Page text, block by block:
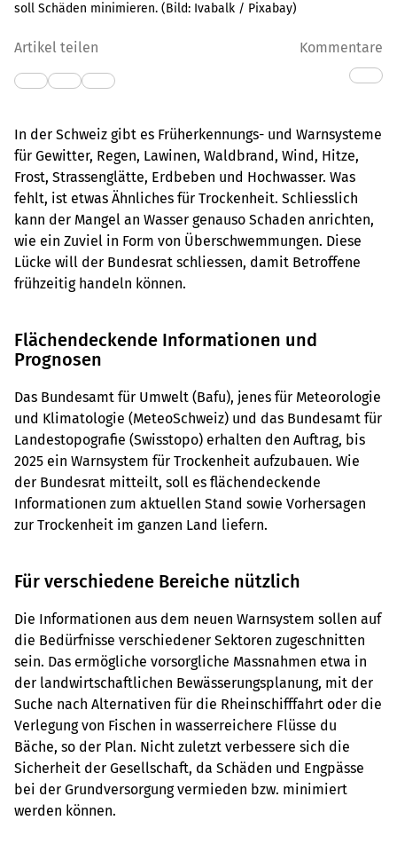
soll Schäden minimieren. (Bild: Ivabalk / Pixabay)
Artikel teilen Kommentare
In der Schweiz gibt es Früherkennungs- und Warnsysteme
für Gewitter, Regen, Lawinen, Waldbrand, Wind, Hitze,
Frost, Strassenglätte, Erdbeben und Hochwasser. Was
fehlt, ist etwas Ähnliches für Trockenheit. Schliesslich
kann der Mangel an Wasser genauso Schaden anrichten,
wie ein Zuviel in Form von Überschwemmungen. Diese
Lücke will der Bundesrat schliessen, damit Betroffene
frühzeitig handeln können.
Flächendeckende Informationen und
Prognosen
Das Bundesamt für Umwelt (Bafu), jenes für Meteorologie
und Klimatologie (MeteoSchweiz) und das Bundesamt für
Landestopografie (Swisstopo) erhalten den Auftrag, bis
2025 ein Warnsystem für Trockenheit aufzubauen. Wie
der Bundesrat mitteilt, soll es flächendeckende
Informationen zum aktuellen Stand sowie Vorhersagen
zur Trockenheit im ganzen Land liefern.
Für verschiedene Bereiche nützlich
Die Informationen aus dem neuen Warnsystem sollen auf
die Bedürfnisse verschiedener Sektoren zugeschnitten
sein. Das ermögliche vorsorgliche Massnahmen etwa in
der landwirtschaftlichen Bewässerungsplanung, mit der
Suche nach Alternativen für die Rheinschifffahrt oder die
Verlegung von Fischen in wasserreichere Flüsse du
Bäche, so der Plan. Nicht zuletzt verbessere sich die
Sicherheit der Gesellschaft, da Schäden und Engpässe
bei der Grundversorgung vermieden bzw. minimiert
werden können.